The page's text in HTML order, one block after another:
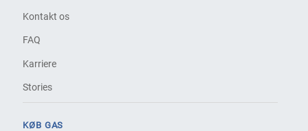
Kontakt os
FAQ
Karriere
Stories
KØB GAS